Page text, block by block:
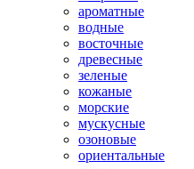
ароматные
водные
восточные
древесные
зеленые
кожаные
морские
мускусные
озоновые
ориентальные